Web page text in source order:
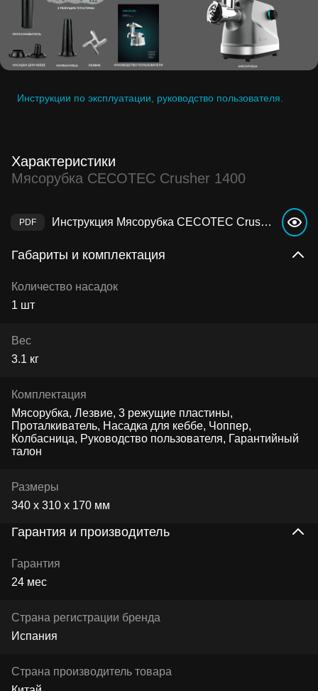
Инструкции по эксплуатации, руководство пользователя.
Характеристики
Мясорубка CECOTEC Crusher 1400
Инструкция Мясорубка CECOTEC Crusher 1400
Габариты и комплектация
Количество насадок
1 шт
Вес
3.1 кг
Комплектация
Мясорубка, Лезвие, 3 режущие пластины,
Проталкиватель, Насадка для кеббе, Чоппер,
Колбасница, Руководство пользователя, Гарантийный
талон
Размеры
340 х 310 х 170 мм
Гарантия и производитель
Гарантия
24 мес
Страна регистрации бренда
Испания
Страна производитель товара